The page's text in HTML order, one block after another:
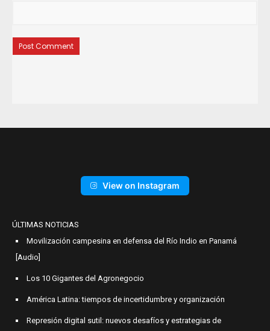
View on Instagram
ÚLTIMAS NOTICIAS
Movilización campesina en defensa del Río Indio en Panamá
[Audio]
Los 10 Gigantes del Agronegocio
América Latina: tiempos de incertidumbre y organización
Represión digital sutil: nuevos desafíos y estrategias de